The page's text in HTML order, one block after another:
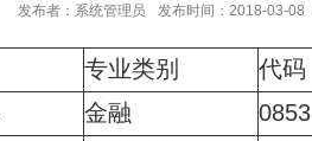
发布者：系统管理员 发布时间：2018-03-08
专业类别 代码
金融 0853